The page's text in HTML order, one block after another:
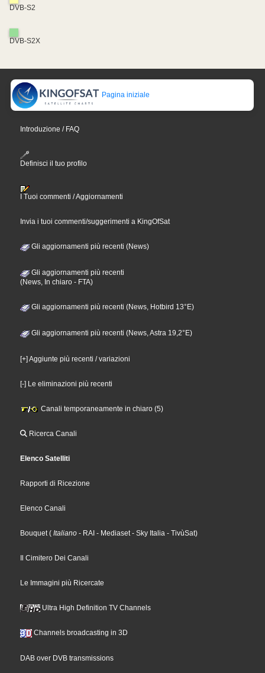
DVB-S2
DVB-S2X
Pagina iniziale
Introduzione / FAQ
Definisci il tuo profilo
I Tuoi commenti / Aggiornamenti
Invia i tuoi commenti/suggerimenti a KingOfSat
Gli aggiornamenti più recenti (News)
Gli aggiornamenti più recenti
(News, In chiaro - FTA)
Gli aggiornamenti più recenti (News, Hotbird 13°E)
Gli aggiornamenti più recenti (News, Astra 19,2°E)
[+] Aggiunte più recenti / variazioni
[-] Le eliminazioni più recenti
Canali temporaneamente in chiaro (5)
Ricerca Canali
Elenco Satelliti
Rapporti di Ricezione
Elenco Canali
Bouquet ( Italiano - RAI - Mediaset - Sky Italia - TivùSat)
Il Cimitero Dei Canali
Le Immagini più Ricercate
Ultra High Definition TV Channels
Channels broadcasting in 3D
DAB over DVB transmissions